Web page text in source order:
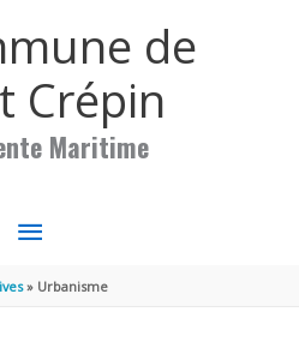
de
Crépin
Maritime
MENU
PRINCIPAL
Urbanisme